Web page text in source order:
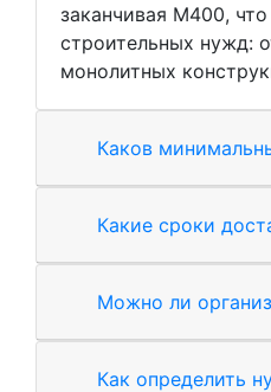
заканчивая М400,
строительных нужд:
монолитных
Каков
Какие сроки
Можно ли
Как определить